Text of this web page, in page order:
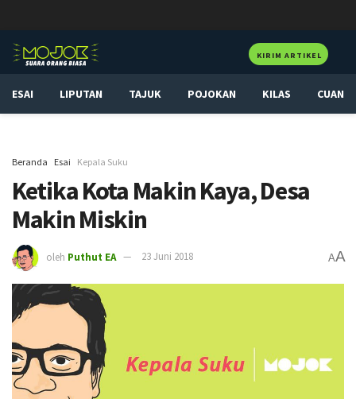
KIRIM ARTIKEL
ESAI LIPUTAN TAJUK POJOKAN KILAS CUAN
Beranda Esai Kepala Suku
Ketika Kota Makin Kaya, Desa
Makin Miskin
oleh Puthut EA 23 Juni 2018 AA